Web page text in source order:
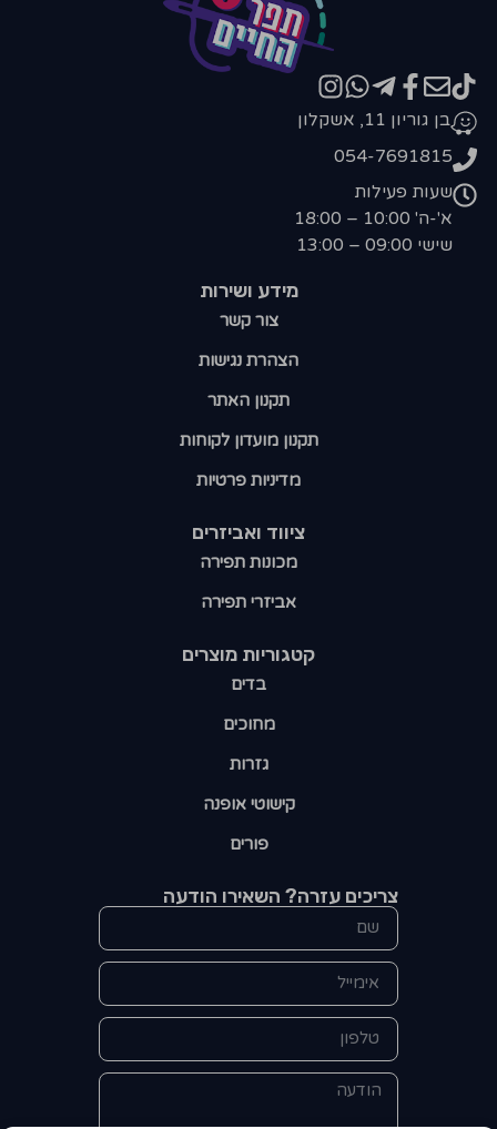
קטגוריות מוצרים​
בדים
מחוכים
גזרות
קישוטי אופנה
פורים
ציווד ואביזרים
מכונות תפירה
אביזרי תפירה
מידע ושירות
צור קשר
הצהרת נגישות
תקנון האתר
תקנון מועדון לקוחות
מדיניות פרטיות
בן גוריון 11, אשקלון
054-7691815
שעות פעילות
א'-ה' 10:00 – 18:00
שישי 09:00 – 13:00
צריכים עזרה? השאירו הודעה